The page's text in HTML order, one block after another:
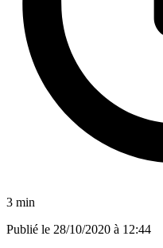
3 min
Publié le 28/10/2020 à 12:44